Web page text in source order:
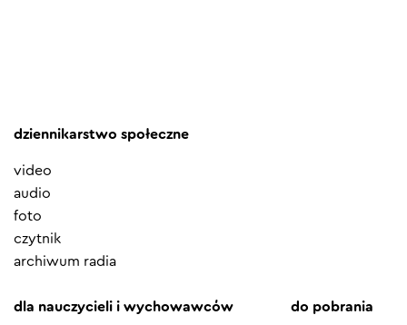
dziennikarstwo społeczne
video
audio
foto
czytnik
archiwum radia
dla nauczycieli i wychowawców do pobrania